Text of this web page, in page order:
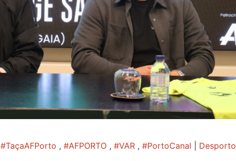
#TaçaAFPorto , #AFPORTO , #VAR , #PortoCanal Desporto